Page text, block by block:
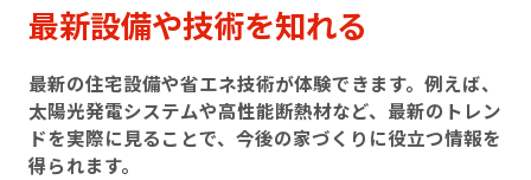
最新設備や技術を知れる
最新の住宅設備や省エネ技術が体験できます。例えば、
太陽光発電システムや高性能断熱材など、最新のトレン
ドを実際に見ることで、今後の家づくりに役立つ情報を
得られます。